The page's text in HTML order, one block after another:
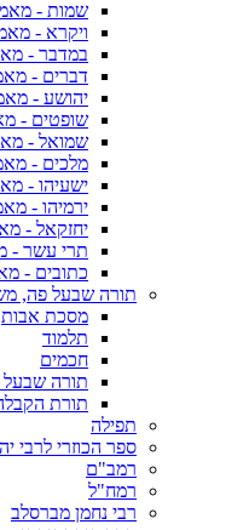
שמות -
ויקרא -
במדבר -
דברים -
יהושע -
שופטים -
שמואל -
מלכים -
ישעיהו -
ירמיהו -
יחזקאל -
תרי עשר -
כתובים -
תורה שבעל פה,
מסכת אבות
תלמוד
חכמים
תורה
תורת
תפילה
ספר הכוזרי לרבי
רמב"ם
רמח"ל
רבי נחמן מברסלב